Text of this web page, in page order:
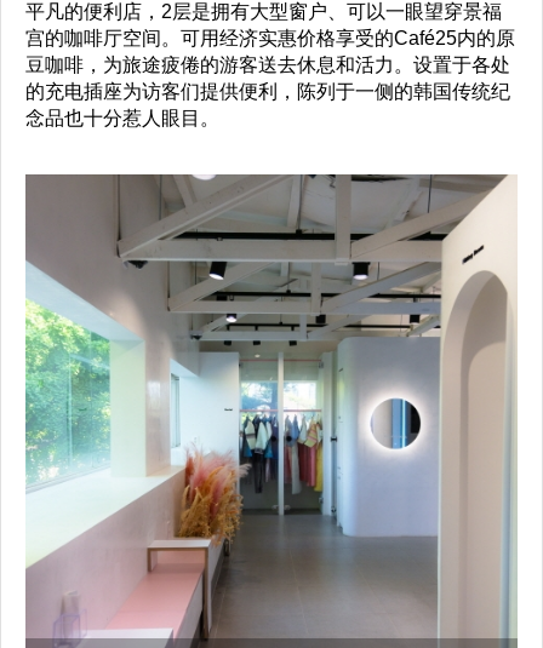
平凡的便利店，2层是拥有大型窗户、可以一眼望穿景福
宫的咖啡厅空间。可用经济实惠价格享受的Café25内的原
豆咖啡，为旅途疲倦的游客送去休息和活力。设置于各处
的充电插座为访客们提供便利，陈列于一侧的韩国传统纪
念品也十分惹人眼目。